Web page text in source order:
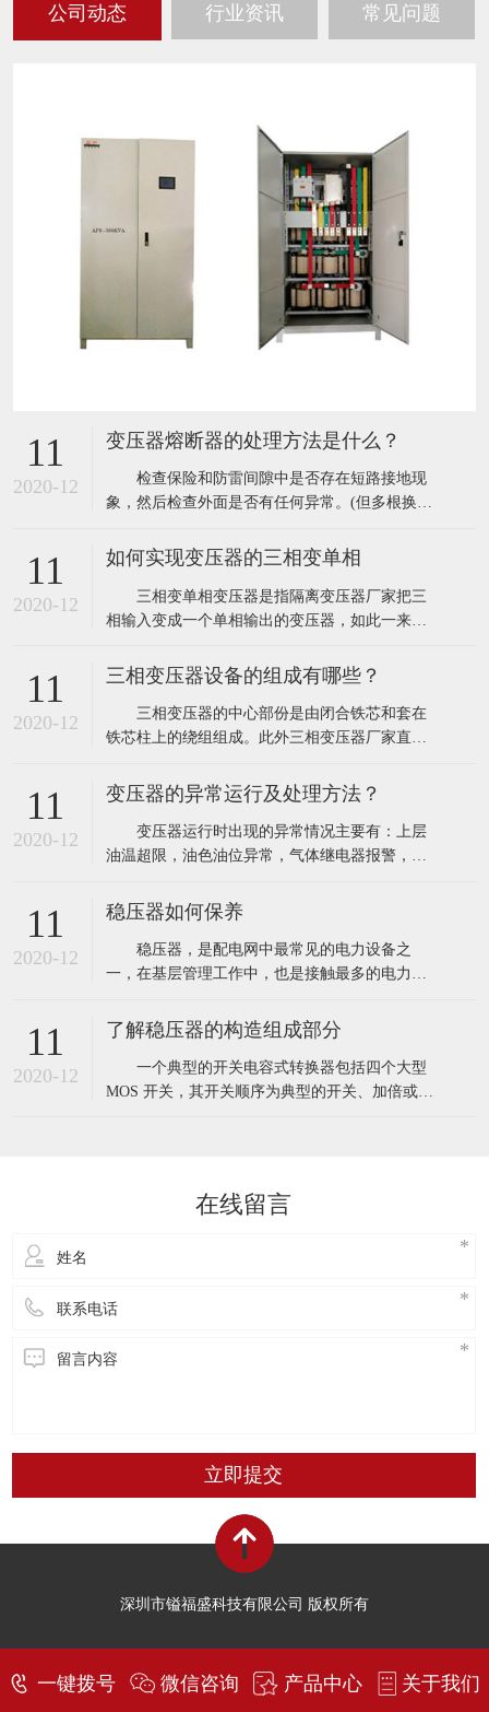
公司动态 行业资讯 常见问题
11
2020-12
变压器熔断器的处理方法是什么？
检查保险和防雷间隙中是否存在短路接地现
象，然后检查外面是否有任何异常。(但多根换位
器内部故障，必须仔细检查变压器是否有烟雾或
绕组之间的绝缘不能用振动计判断，故障不能判
断。有必要考虑是否存在中间短路或层间短路。
11
2020-12
如何实现变压器的三相变单相
三相变单相变压器是指隔离变压器厂家把三
相输入变成一个单相输出的变压器，如此一来该
倍。它能使单相220V负载电流降低40%;单相380V
负载电流较大一相电流与之相同，而另外两相是
较大一相电流的50%。这样的三相变单相的变压
器比常规的隔离变压器成本高出很多
11
2020-12
三相变压器设备的组成有哪些？
三相变压器的中心部份是由闭合铁芯和套在
铁芯柱上的绕组组成。此外三相变压器厂家直销
管、散热器、分接开关、瓦斯继电器、温度计、
净油器等。为了便于散热在高低绕组之间留有一
定的间隙作为油道使变压器油可以流通。 三
相变压器设备的组成有哪些？ (1)铁芯
11
2020-12
变压器的异常运行及处理方法？
变压器运行时出现的异常情况主要有：上层
油温超限，油色油位异常，气体继电器报警，冷
变压器异常运行时，应及时分析其原因，性质及
影响，采取适当的处理措施，以防故障扩大，保
护变压器的安全运行。 一、上层油温升高
1、检查变压器的负荷和冷却介质的温度是否
11
2020-12
稳压器如何保养
稳压器，是配电网中最常见的电力设备之
一，在基层管理工作中，也是接触最多的电力设
1、 加强日常巡视、维护和定期测试 重
点检查内容包括： (1)看外观。主要检查稳压
器外部是否存在渗油、是否存在零部件冒烟或放
电现象。由于稳压器外壳焊接不严密或胶垫
11
2020-12
了解稳压器的构造组成部分
一个典型的开关电容式转换器包括四个大型
MOS 开关，其开关顺序为典型的开关、加倍或减
发展趋势做出了定性与定量相结合的分析预测。
在线留言
立即提交
深圳市镒福盛科技有限公司 版权所有
一键拨号 微信咨询 产品中心 关于我们